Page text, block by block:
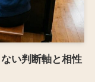
い判断軸と相性